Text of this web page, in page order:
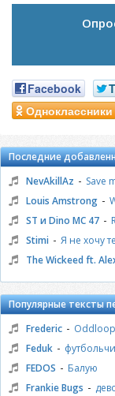
Facebook
Одноклассники
Последние
NevAkillAz - Save
Louis Amstrong -
ST и Dino MC 47 -
Stimi - Я не хочу
The Wickeed ft.
Популярные тексты
Frederic - Oddloop
Feduk -
FEDOS - Балую
Frankie Bugs -